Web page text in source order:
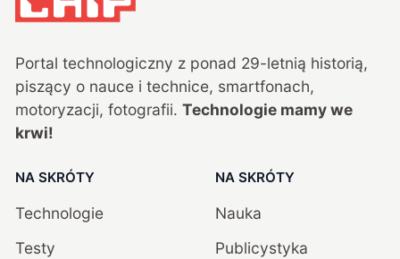
Portal technologiczny z ponad 29-letnią historią,
piszący o nauce i technice, smartfonach,
motoryzacji, fotografii. Technologie mamy we
krwi!
NA SKRÓTY
Technologie
Testy
NA SKRÓTY
Nauka
Publicystyka